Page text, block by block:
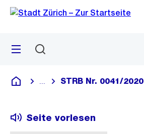
Navigation
Sprunglink
Menü
Deutsch
Blende alle Breadcrumbs ein
STRB Nr. 0041/2020
Seite vorlesen